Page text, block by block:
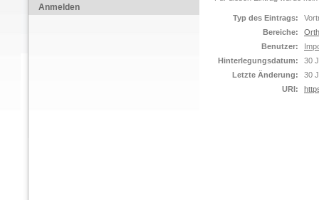
Anmelden
Typ des Eintrags:
Bereiche:
Benutzer:
Hinterlegungsdatum:
30
Letzte Änderung:
30
URI: